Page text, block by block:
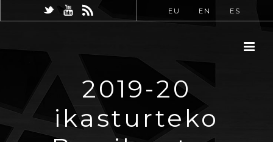
EU EN ES
2019-20
ikasturteko